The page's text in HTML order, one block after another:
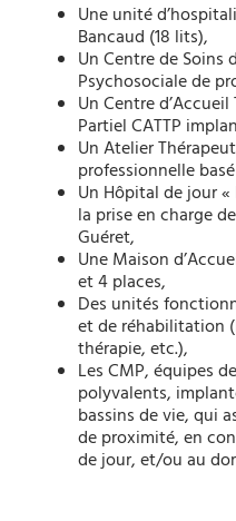
Une unité
Bancaud (18 lits),
Un Centre de
Psychosociale de
Un Centre
Partiel CATTP
Un Atelier
professionnelle
Un Hôpital de jour
la prise en charge
Guéret,
Une Maison
et 4 places,
Des unités
et de réhabilitation
thérapie, etc.),
Les CMP, équipes
polyvalents,
bassins de vie, qui
de proximité, en
de jour, et/ou au